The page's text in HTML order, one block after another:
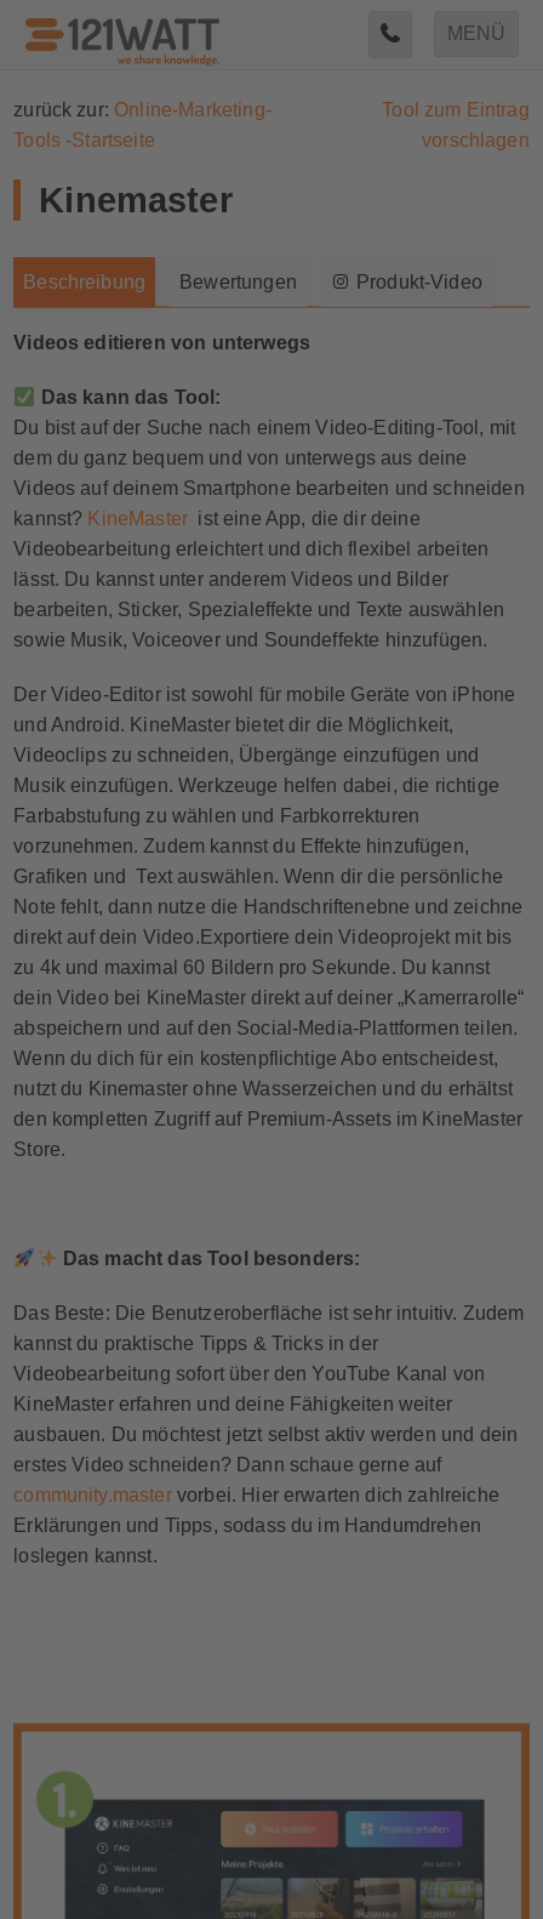
MENÜ
zurück zur: Online-Marketing-
Tools -Startseite
Tool zum Eintrag
vorschlagen
Kinemaster
Beschreibung Bewertungen Produkt-Video
Videos editieren von unterwegs
Das kann das Tool:
Du bist auf der Suche nach einem Video-Editing-Tool, mit
dem du ganz bequem und von unterwegs aus deine
Videos auf deinem Smartphone bearbeiten und schneiden
kannst? KineMaster ist eine App, die dir deine
Videobearbeitung erleichtert und dich flexibel arbeiten
lässt. Du kannst unter anderem Videos und Bilder
bearbeiten, Sticker, Spezialeffekte und Texte auswählen
sowie Musik, Voiceover und Soundeffekte hinzufügen.
Der Video-Editor ist sowohl für mobile Geräte von iPhone
und Android. KineMaster bietet dir die Möglichkeit,
Videoclips zu schneiden, Übergänge einzufügen und
Musik einzufügen. Werkzeuge helfen dabei, die richtige
Farbabstufung zu wählen und Farbkorrekturen
vorzunehmen. Zudem kannst du Effekte hinzufügen,
Grafiken und Text auswählen. Wenn dir die persönliche
Note fehlt, dann nutze die Handschriftenebne und zeichne
direkt auf dein Video.Exportiere dein Videoprojekt mit bis
zu 4k und maximal 60 Bildern pro Sekunde. Du kannst
dein Video bei KineMaster direkt auf deiner „Kamerrarolle“
abspeichern und auf den Social-Media-Plattformen teilen.
Wenn du dich für ein kostenpflichtige Abo entscheidest,
nutzt du Kinemaster ohne Wasserzeichen und du erhältst
den kompletten Zugriff auf Premium-Assets im KineMaster
Store.
Das macht das Tool besonders:
Das Beste: Die Benutzeroberfläche ist sehr intuitiv. Zudem
kannst du praktische Tipps & Tricks in der
Videobearbeitung sofort über den YouTube Kanal von
KineMaster erfahren und deine Fähigkeiten weiter
ausbauen. Du möchtest jetzt selbst aktiv werden und dein
erstes Video schneiden? Dann schaue gerne auf
community.mastervorbei. Hier erwarten dich zahlreiche
Erklärungen und Tipps, sodass du im Handumdrehen
loslegen kannst.